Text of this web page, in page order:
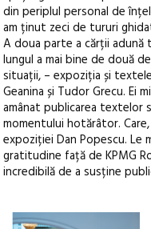
din periplul personal de
am ținut zeci de tururi
A doua parte a cărții
lungul a mai bine de două
situații, – expoziția și
Geanina și Tudor Grecu. Ei
amânat publicarea textelor
momentului hotărâtor.
expoziției Dan Popescu.
gratitudine față de KPMG
incredibilă de a susține